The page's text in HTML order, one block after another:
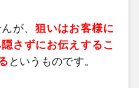
が、狙いはお客様に
さずにお伝えするこ
というものです。